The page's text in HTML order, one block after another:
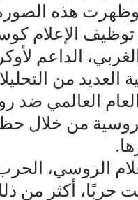
وظهرت هذه
توظيف الإعلام
الداعم
من
العالمي ضد
من خلال
الروسي، الحرب
حربًا، أكثر من